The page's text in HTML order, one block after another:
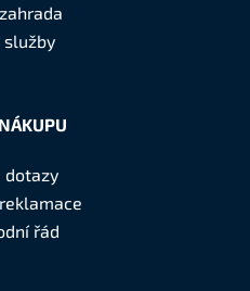
služby
dotazy
řád